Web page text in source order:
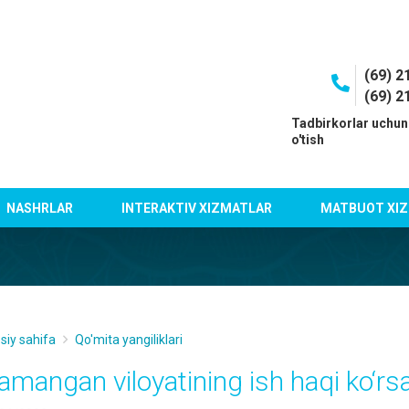
(69)
(69)
Tadbirkorlar
o'tish
NASHRLAR INTERAKTIV XIZMATLAR MATBUOT
sahifa Qo'mita yangiliklari
viloyatining ish haqi